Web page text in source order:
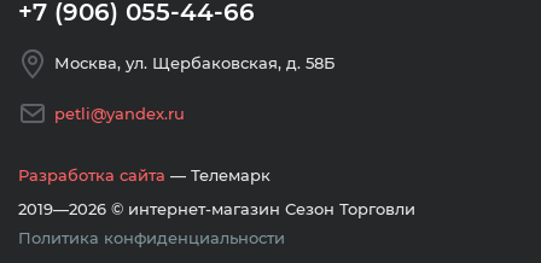
+7 (906) 055-44-66
Москва, ул. Щербаковская, д. 58Б
petli@yandex.ru
Разработка сайта — Телемарк
2019—2026 © интернет-магазин Сезон Торговли
Политика конфиденциальности